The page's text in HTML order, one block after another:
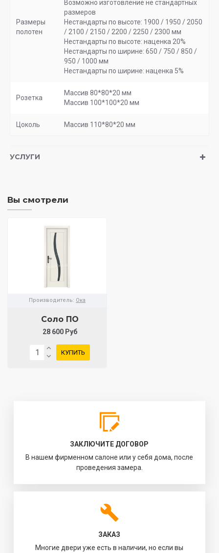
Размеры
полотен
Возможно изготовление не стандартных
размеров
Нестандарты по высоте: 1900 / 1950 / 2050
/ 2100 / 2150 / 2200 / 2250 / 2300 мм
Нестандарты по высоте: наценка 20%
Нестандарты по ширине: 650 / 750 / 850 /
950 / 1000 мм
Нестандарты по ширине: наценка 5%
Розетка
Массив 80*80*20 мм
Массив 100*100*20 мм
Цоколь Массив 110*80*20 мм
УСЛУГИ
Вы смотрели
Производитель: Ока
Соло ПО
28 600 Руб
КУПИТЬ
ЗАКЛЮЧИТЕ ДОГОВОР
В нашем фирменном салоне или у себя дома, после
проведения замера.
ЗАКАЗ
Многие двери уже есть в наличии, но если вы